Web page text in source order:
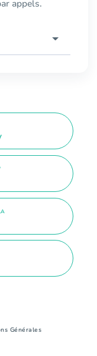
appels.
Générales